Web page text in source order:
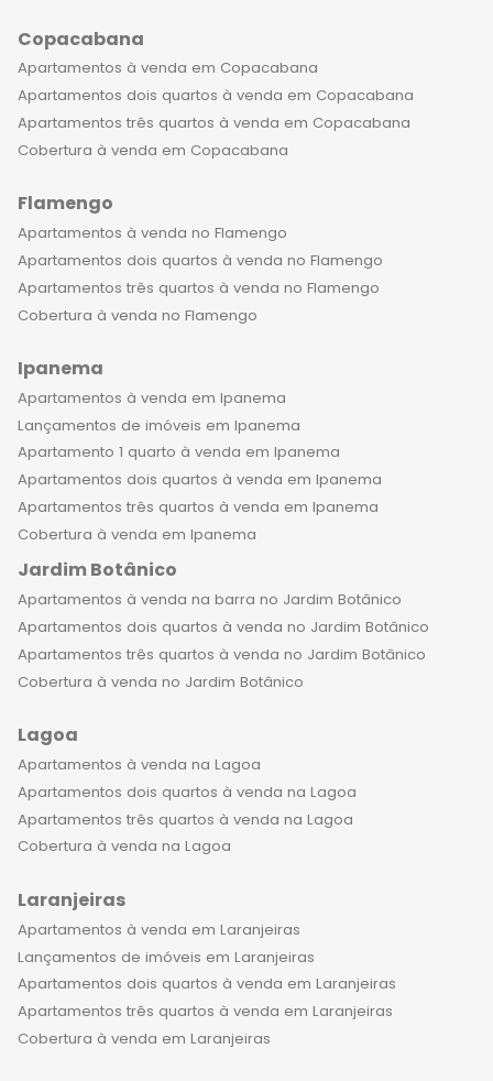
estrangeiros que desejam investir no
Brasil. Os condomínios em que as
coberturas estão localizadas contam
com todos os recursos necessários
para proporcionar a melhor
modernos e equipados com
tecnologias de ponta, como
segurança 24 horas, prancharia,
bicicletário, spa, espaço kids, sauna,
piscina e muito mais. Imagine poder
das ondas do mar e poder desfrutar
de um café da manhã com vista para
a praia de Ipanema. Ou ainda, poder
relaxar na piscina da cobertura
enquanto aprecia a vista panorâmica
da cidade do Rio de Janeiro. Além
disso, morar em Ipanema é estar em
um dos bairros mais charmosos e
badalados do Rio de Janeiro. Aqui, é
possível encontrar uma grande
variedade de bares, restaurantes,
lojas de grife, galerias de arte, entre
oferecem o melhor da cultura
carioca. A praia de Ipanema é um dos
principais atrativos da região. Com
suas areias brancas e águas
cristalinas, é um lugar perfeito para
praia, vôlei, frescobol e até mesmo
surf. Além disso, o calçadão é ótimo
para caminhadas, corridas e passeios
de bicicleta. E quando a noite cai,
Ipanema se transforma em um dos
lugares mais animados do Rio de
Copacabana
Apartamentos à venda em Copacabana
Apartamentos dois quartos à venda em Copacabana
Apartamentos três quartos à venda em Copacabana
Cobertura à venda em Copacabana
Flamengo
Apartamentos à venda no Flamengo
Apartamentos dois quartos à venda no Flamengo
Apartamentos três quartos à venda no Flamengo
Cobertura à venda no Flamengo
Ipanema
Apartamentos à venda em Ipanema
Lançamentos de imóveis em Ipanema
Apartamento 1 quarto à venda em Ipanema
Apartamentos dois quartos à venda em Ipanema
Apartamentos três quartos à venda em Ipanema
Cobertura à venda em Ipanema
Jardim Botânico
Apartamentos à venda na barra no Jardim Botânico
Apartamentos dois quartos à venda no Jardim Botânico
Apartamentos três quartos à venda no Jardim Botânico
Cobertura à venda no Jardim Botânico
Lagoa
Apartamentos à venda na Lagoa
Apartamentos dois quartos à venda na Lagoa
Apartamentos três quartos à venda na Lagoa
Cobertura à venda na Lagoa
Laranjeiras
Apartamentos à venda em Laranjeiras
Lançamentos de imóveis em Laranjeiras
Apartamentos dois quartos à venda em Laranjeiras
Apartamentos três quartos à venda em Laranjeiras
Cobertura à venda em Laranjeiras